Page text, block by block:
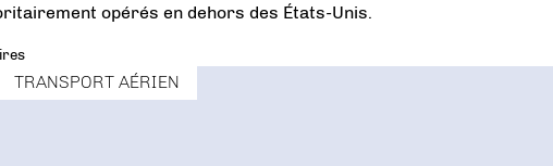
opérés en dehors des États-Unis.
TRANSPORT AÉRIEN